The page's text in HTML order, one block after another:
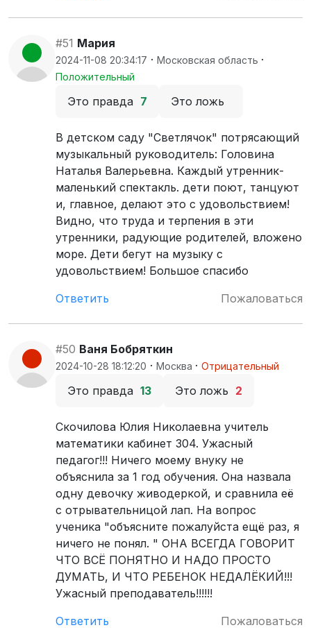
#51 Мария
2024-11-08 20:34:17 · Московская область ·
Положительный
Это правда 7 Это ложь
В детском саду "Светлячок" потрясающий
музыкальный руководитель: Головина
Наталья Валерьевна. Каждый утренник-
маленький спектакль. дети поют, танцуют
и, главное, делают это с удовольствием!
Видно, что труда и терпения в эти
утренники, радующие родителей, вложено
море. Дети бегут на музыку с
удовольствием! Большое спасибо
Ответить
Пожаловаться
#50 Ваня Бобряткин
2024-10-28 18:12:20 · Москва · Отрицательный
Это правда 13 Это ложь 2
Скочилова Юлия Николаевна учитель
математики кабинет 304. Ужасный
педагог!!! Ничего моему внуку не
объяснила за 1 год обучения. Она назвала
одну девочку живодеркой, и сравнила её
с отрывательницой лап. На вопрос
ученика "объясните пожалуйста ещё раз, я
ничего не понял. " ОНА ВСЕГДА ГОВОРИТ
ЧТО ВСЁ ПОНЯТНО И НАДО ПРОСТО
ДУМАТЬ, И ЧТО РЕБЕНОК НЕДАЛЁКИЙ!!!
Ужасный преподаватель!!!!!!
Ответить
Пожаловаться